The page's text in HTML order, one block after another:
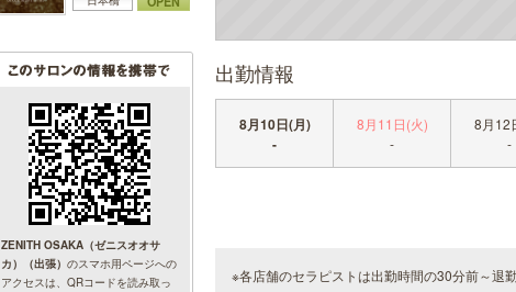
ZENITH OSAKA（ゼニスオオサ
カ）（出張） のスマホ用ページへの
アクセスは、QRコードを読み取っ
出勤情報
8月10日(月)
-
8月11日(火)
-
8月12
-
※各店舗のセラピストは出勤時間の30分前～退